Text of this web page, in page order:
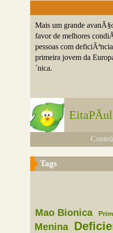
Mais um grande
favor de melhores
pessoas com
primeira jovem da
´nica.
Tags
Mao Bionica
Menina